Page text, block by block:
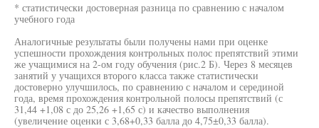
* статистически достоверная разница по сравнению с началом
учебного года
Аналогичные результаты были получены нами при оценке
успешности прохождения контрольных полос препятствий этими
же учащимися на 2-ом году обучения (рис.2 Б). Через 8 месяцев
занятий у учащихся второго класса также статистически
достоверно улучшилось, по сравнению с началом и серединой
года, время прохождения контрольной полосы препятствий (с
31,44 +1,08 с до 25,26 +1,65 с) и качество выполнения
(увеличение оценки с 3,68+0,33 балла до 4,75±0,33 балла).